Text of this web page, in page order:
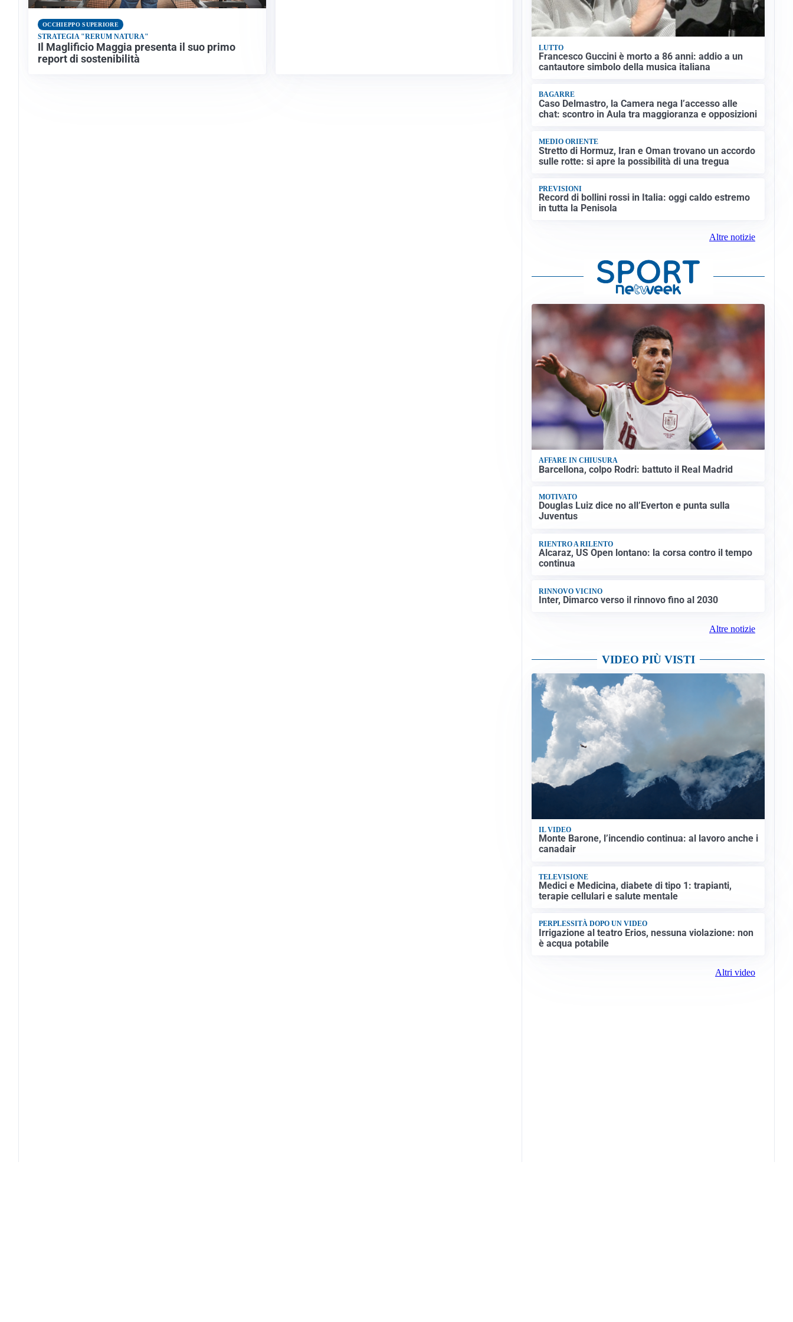
OCCHIEPPO SUPERIORE
STRATEGIA "RERUM NATURA"
Il Maglificio Maggia presenta il suo primo
report di sostenibilità
LUTTO
Francesco Guccini è morto a 86 anni: addio a un
cantautore simbolo della musica italiana
BAGARRE
Caso Delmastro, la Camera nega l’accesso alle
chat: scontro in Aula tra maggioranza e opposizioni
MEDIO ORIENTE
Stretto di Hormuz, Iran e Oman trovano un accordo
sulle rotte: si apre la possibilità di una tregua
PREVISIONI
Record di bollini rossi in Italia: oggi caldo estremo
in tutta la Penisola
Altre notizie
AFFARE IN CHIUSURA
Barcellona, colpo Rodri: battuto il Real Madrid
MOTIVATO
Douglas Luiz dice no all’Everton e punta sulla
Juventus
RIENTRO A RILENTO
Alcaraz, US Open lontano: la corsa contro il tempo
continua
RINNOVO VICINO
Inter, Dimarco verso il rinnovo fino al 2030
Altre notizie
VIDEO PIÙ VISTI
IL VIDEO
Monte Barone, l’incendio continua: al lavoro anche i
canadair
TELEVISIONE
Medici e Medicina, diabete di tipo 1: trapianti,
terapie cellulari e salute mentale
PERPLESSITÀ DOPO UN VIDEO
Irrigazione al teatro Erios, nessuna violazione: non
è acqua potabile
Altri video